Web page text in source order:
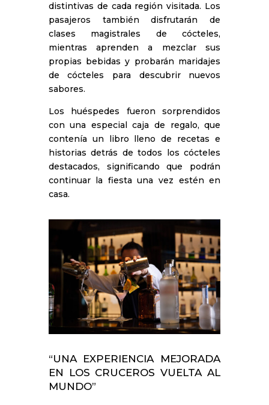
distintivas de cada región visitada. Los
pasajeros también disfrutarán de
clases magistrales de cócteles,
mientras aprenden a mezclar sus
propias bebidas y probarán maridajes
de cócteles para descubrir nuevos
sabores.
Los huéspedes fueron sorprendidos
con una especial caja de regalo, que
contenía un libro lleno de recetas e
historias detrás de todos los cócteles
destacados, significando que podrán
continuar la fiesta una vez estén en
casa.
“UNA EXPERIENCIA MEJORADA
EN LOS CRUCEROS VUELTA AL
MUNDO”